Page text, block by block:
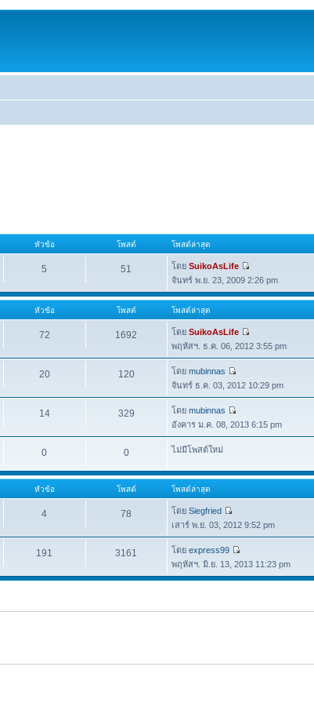
หัวข้อ โพสต์ โพสต์ล่าสุด
5 51 โดยSuikoAsLife
จันทร์ พ.ย. 23, 2009 2:26 pm
หัวข้อ โพสต์ โพสต์ล่าสุด
72 1692 โดยSuikoAsLife
พฤหัสฯ. ธ.ค. 06, 2012 3:55 pm
20 120 โดยmubinnas
จันทร์ ธ.ค. 03, 2012 10:29 pm
14 329 โดยmubinnas
อังคาร ม.ค. 08, 2013 6:15 pm
0 0 ไม่มีโพสต์ใหม่
หัวข้อ โพสต์ โพสต์ล่าสุด
4 78 โดยSiegfried
เสาร์ พ.ย. 03, 2012 9:52 pm
191 3161 โดยexpress99
พฤหัสฯ. มิ.ย. 13, 2013 11:23 pm